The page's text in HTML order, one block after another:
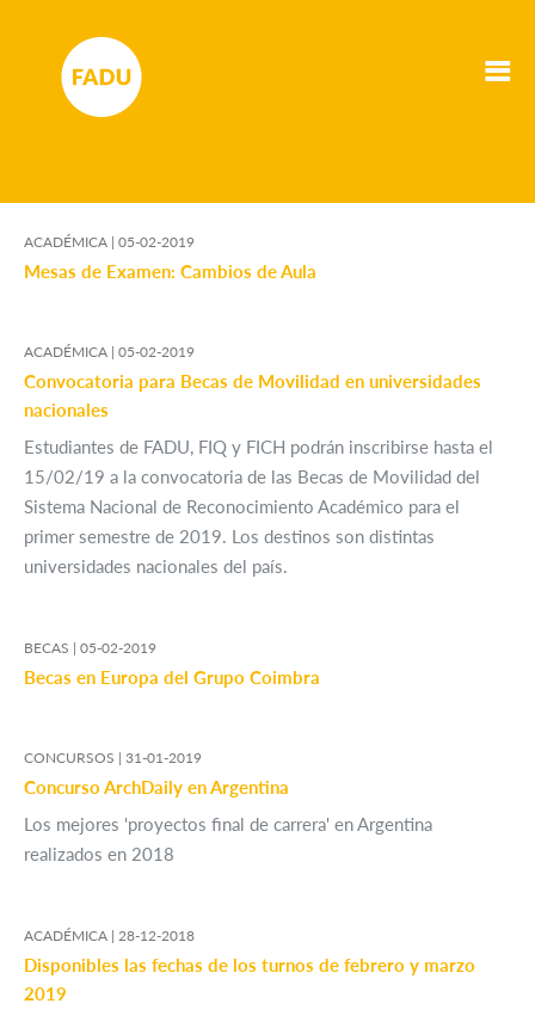
ACADÉMICA | 05-02-2019
Mesas de Examen: Cambios de Aula
ACADÉMICA | 05-02-2019
Convocatoria para Becas de Movilidad en universidades
nacionales
Estudiantes de FADU, FIQ y FICH podrán inscribirse hasta el
15/02/19 a la convocatoria de las Becas de Movilidad del
Sistema Nacional de Reconocimiento Académico para el
primer semestre de 2019. Los destinos son distintas
universidades nacionales del país.
BECAS | 05-02-2019
Becas en Europa del Grupo Coimbra
CONCURSOS | 31-01-2019
Concurso ArchDaily en Argentina
Los mejores 'proyectos final de carrera' en Argentina
realizados en 2018
ACADÉMICA | 28-12-2018
Disponibles las fechas de los turnos de febrero y marzo
2019